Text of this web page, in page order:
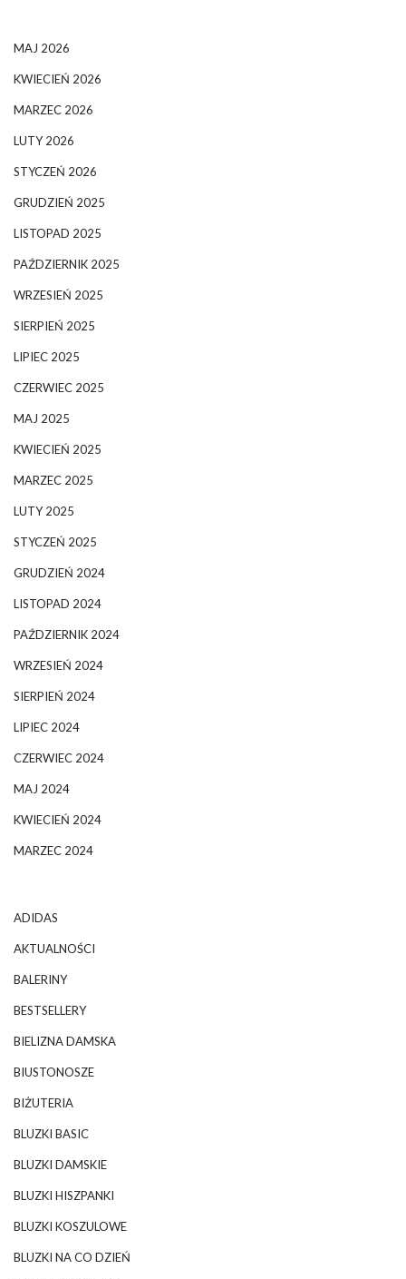
MAJ 2026
KWIECIEŃ 2026
MARZEC 2026
LUTY 2026
STYCZEŃ 2026
GRUDZIEŃ 2025
LISTOPAD 2025
PAŹDZIERNIK 2025
WRZESIEŃ 2025
SIERPIEŃ 2025
LIPIEC 2025
CZERWIEC 2025
MAJ 2025
KWIECIEŃ 2025
MARZEC 2025
LUTY 2025
STYCZEŃ 2025
GRUDZIEŃ 2024
LISTOPAD 2024
PAŹDZIERNIK 2024
WRZESIEŃ 2024
SIERPIEŃ 2024
LIPIEC 2024
CZERWIEC 2024
MAJ 2024
KWIECIEŃ 2024
MARZEC 2024
ADIDAS
AKTUALNOŚCI
BALERINY
BESTSELLERY
BIELIZNA DAMSKA
BIUSTONOSZE
BIŻUTERIA
BLUZKI BASIC
BLUZKI DAMSKIE
BLUZKI HISZPANKI
BLUZKI KOSZULOWE
BLUZKI NA CO DZIEŃ